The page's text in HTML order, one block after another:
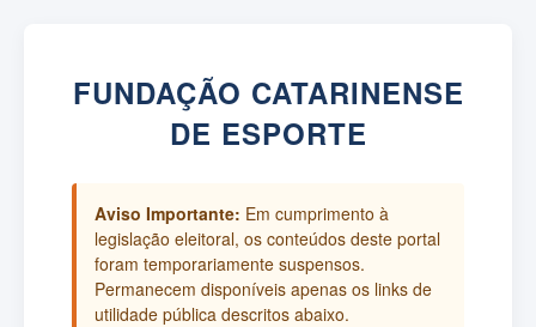
FUNDAÇÃO CATARINENSE
DE ESPORTE
Aviso Importante: Em cumprimento à
legislação eleitoral, os conteúdos deste portal
foram temporariamente suspensos.
Permanecem disponíveis apenas os links de
utilidade pública descritos abaixo.